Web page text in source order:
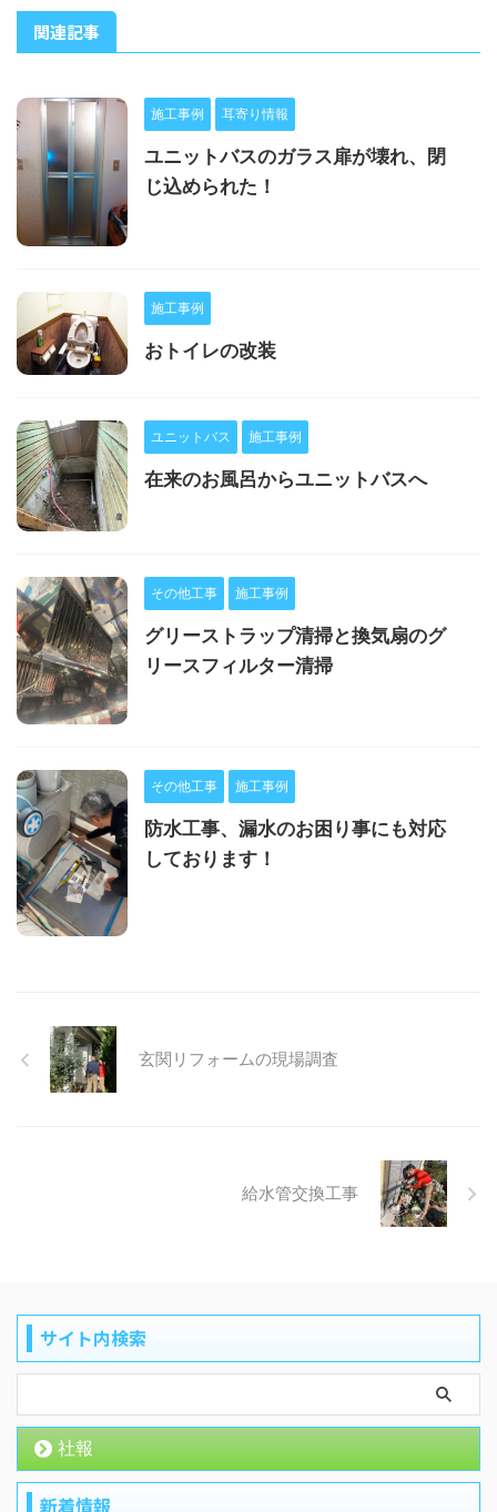
関連記事
施工事例 耳寄り情報
ユニットバスのガラス扉が壊れ、閉
じ込められた！
施工事例
おトイレの改装
ユニットバス 施工事例
在来のお風呂からユニットバスへ
その他工事 施工事例
グリーストラップ清掃と換気扇のグ
リースフィルター清掃
その他工事 施工事例
防水工事、漏水のお困り事にも対応
しております！
玄関リフォームの現場調査
給水管交換工事
サイト内検索
社報
新着情報